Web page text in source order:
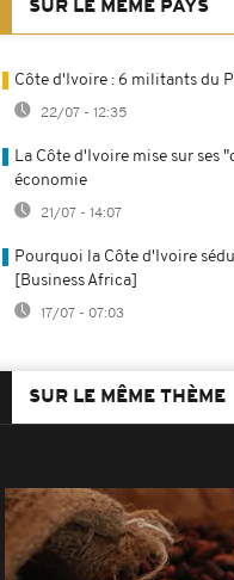
SUR LE MÊME PAYS
Côte d'Ivoire : 6 militants du
22/07 - 12:35
La Côte d'Ivoire mise sur ses
économie
21/07 - 14:07
Pourquoi la Côte d'Ivoire
[Business Africa]
17/07 - 07:03
SUR LE MÊME THÈME